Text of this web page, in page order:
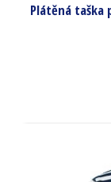
Plátěná taška